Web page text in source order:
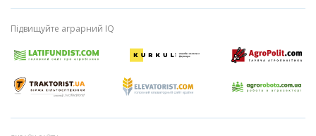
Підвищуйте аграрний IQ